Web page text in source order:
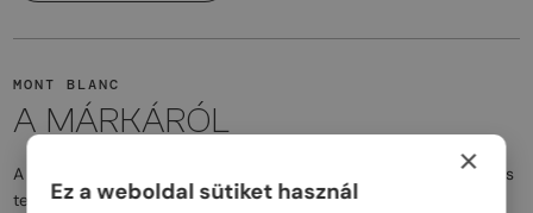
MONT BLANC
A MÁRKÁRÓL
A Montblanc szemüvegek a klasszikus luxus és a precíz kézműves
technológia tökéletes ötvözetei. A márka híres a prémium
×
Ez a weboldal sütiket használ